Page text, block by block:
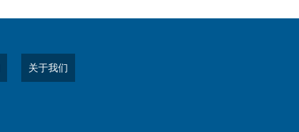
关于我们